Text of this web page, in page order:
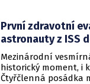
projektu Česká
aktuální kroky
samostatné mise
stanici (ISS).
První zdravotní
astronauty z ISS
Mezinárodní
historický moment, i
Čtyřčlenná posádka